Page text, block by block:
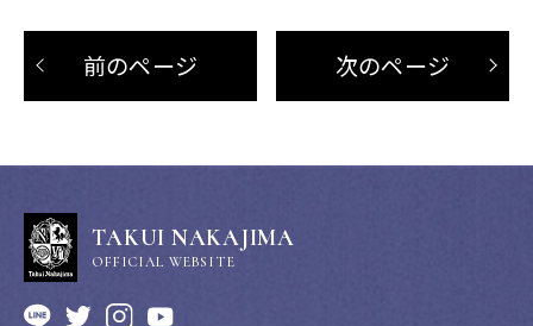
前のページ 次のページ
TAKUI NAKAJIMA
OFFICIAL WEBSITE